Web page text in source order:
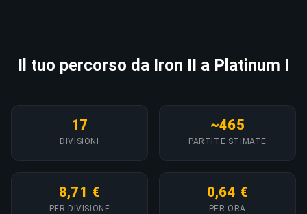
Il tuo percorso da Iron II a Platinum I
17
DIVISIONI
~465
PARTITE STIMATE
8,71 €
PER DIVISIONE
0,64 €
PER ORA